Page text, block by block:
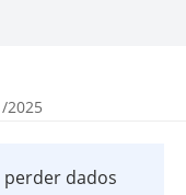
2025
perder dados